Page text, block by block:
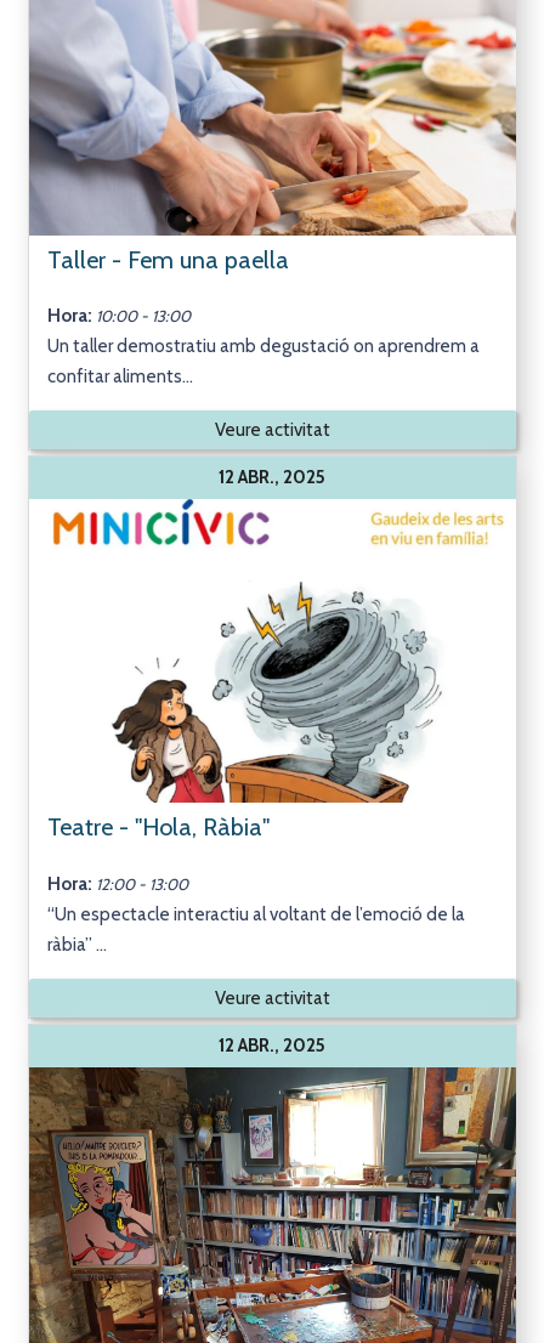
Taller - Fem una paella
Hora: 10:00 - 13:00
Un taller demostratiu amb degustació on aprendrem a
confitar aliments...
Veure activitat
12 ABR., 2025
Teatre - "Hola, Ràbia"
Hora: 12:00 - 13:00
“Un espectacle interactiu al voltant de l’emoció de la
ràbia” ...
Veure activitat
12 ABR., 2025